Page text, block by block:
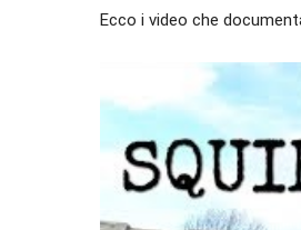
Ecco i video che